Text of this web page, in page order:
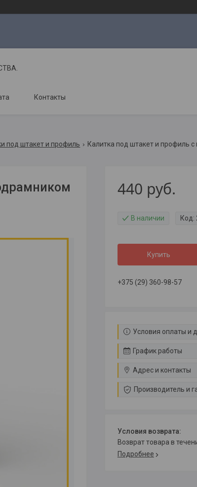
Контакты
под штакет и профиль Калитка под штакет и профиль
440 руб.
В наличии Код:
Купить
+375 (29) 360-98-57
Условия оплаты и
График работы
Адрес и контакты
Производитель и
возврат товара в
Подробнее